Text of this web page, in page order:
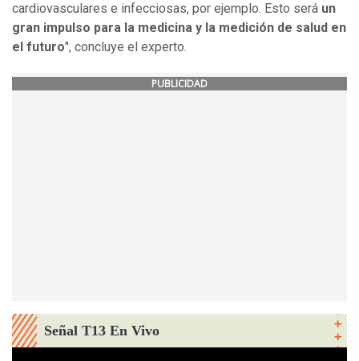
cardiovasculares e infecciosas, por ejemplo. Esto será un
gran impulso para la medicina y la medición de salud en
el futuro", concluye el experto.
PUBLICIDAD
Señal T13 En Vivo